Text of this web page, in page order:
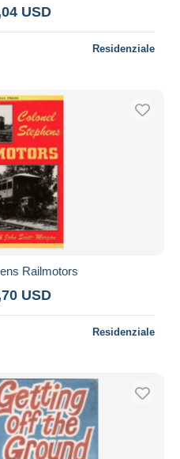
USD
Residenziale
Railmotors
USD
Residenziale